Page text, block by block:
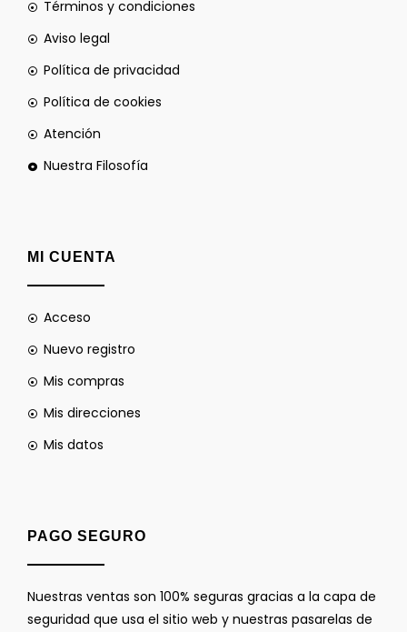
Términos y condiciones
Aviso legal
Política de privacidad
Política de cookies
Atención
Nuestra Filosofía
MI CUENTA
Acceso
Nuevo registro
Mis compras
Mis direcciones
Mis datos
PAGO SEGURO
Nuestras ventas son 100% seguras gracias a la capa de
seguridad que usa el sitio web y nuestras pasarelas de